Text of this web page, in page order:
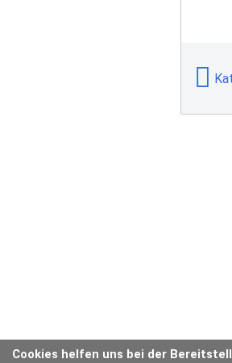
Cookies helfen uns bei der